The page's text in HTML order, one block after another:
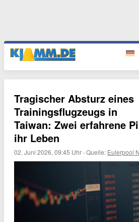
Tragischer Absturz eines
Trainingsflugzeugs in
Taiwan: Zwei erfahrene
ihr Leben
02. Juni 2026, 09:45 Uhr ·Quelle: Eulerpool